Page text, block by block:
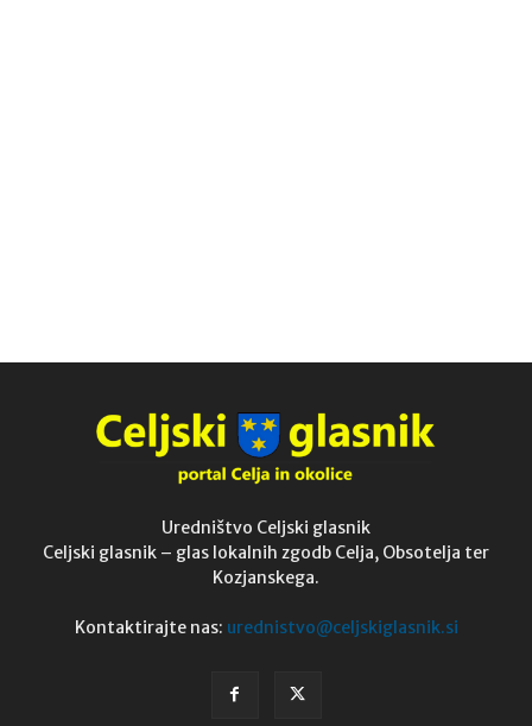
Uredništvo Celjski glasnik
Celjski glasnik – glas lokalnih zgodb Celja, Obsotelja ter
Kozjanskega.
Kontaktirajte nas: urednistvo@celjskiglasnik.si